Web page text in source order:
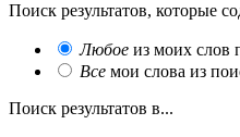
Поиск результатов, которые
Любое из моих слов
Все мои слова из
Поиск результатов в...